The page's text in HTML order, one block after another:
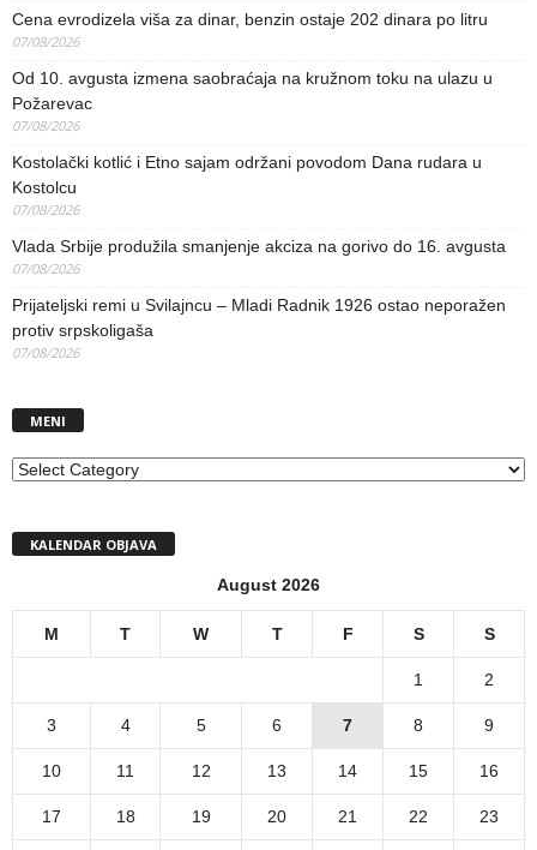
Cena evrodizela viša za dinar, benzin ostaje 202 dinara po litru
07/08/2026
Od 10. avgusta izmena saobraćaja na kružnom toku na ulazu u
Požarevac
07/08/2026
Kostolački kotlić i Etno sajam održani povodom Dana rudara u
Kostolcu
07/08/2026
Vlada Srbije produžila smanjenje akciza na gorivo do 16. avgusta
07/08/2026
Prijateljski remi u Svilajncu – Mladi Radnik 1926 ostao neporažen
protiv srpskoligaša
07/08/2026
MENI
MENI
KALENDAR OBJAVA
August 2026
M T W T F S S
1 2
3 4 5 6 7 8 9
10 11 12 13 14 15 16
17 18 19 20 21 22 23